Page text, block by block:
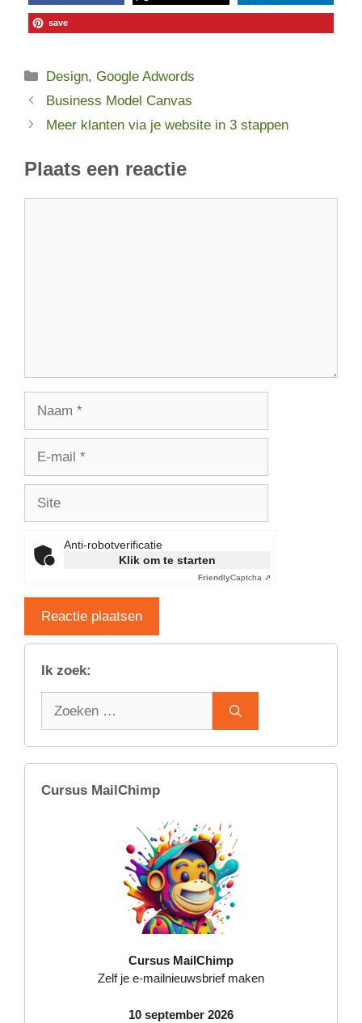
save
Categorieën
Design,Google Adwords
Business Model Canvas
Meer klanten via je website in 3 stappen
Plaats een reactie
Anti-robotverificatie
Klik om te starten
FriendlyCaptcha ⇗
Ik zoek:
Cursus MailChimp
Cursus MailChimp
Zelf je e-mailnieuwsbrief maken
10 september 2026